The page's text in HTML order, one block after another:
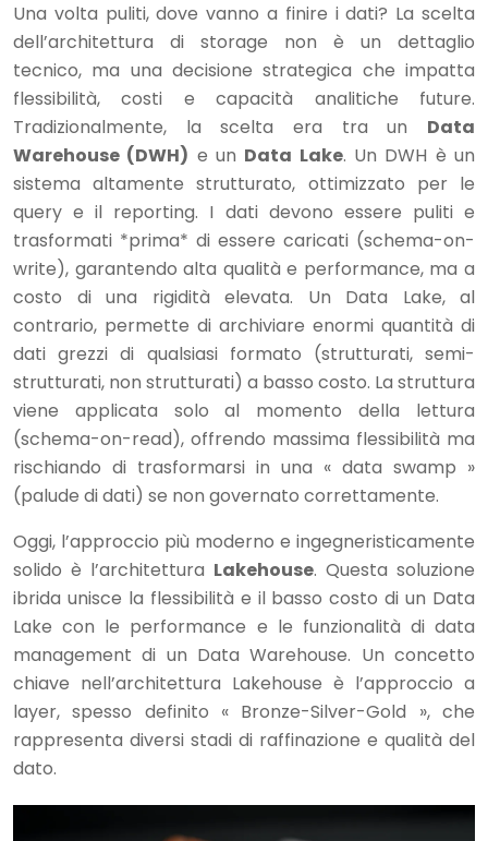
Una volta puliti, dove vanno a finire i dati? La scelta
dell’architettura di storage non è un dettaglio
tecnico, ma una decisione strategica che impatta
flessibilità, costi e capacità analitiche future.
Tradizionalmente, la scelta era tra un Data
Warehouse (DWH) e un Data Lake. Un DWH è un
sistema altamente strutturato, ottimizzato per le
query e il reporting. I dati devono essere puliti e
trasformati *prima* di essere caricati (schema-on-
write), garantendo alta qualità e performance, ma a
costo di una rigidità elevata. Un Data Lake, al
contrario, permette di archiviare enormi quantità di
dati grezzi di qualsiasi formato (strutturati, semi-
strutturati, non strutturati) a basso costo. La struttura
viene applicata solo al momento della lettura
(schema-on-read), offrendo massima flessibilità ma
rischiando di trasformarsi in una « data swamp »
(palude di dati) se non governato correttamente.
Oggi, l’approccio più moderno e ingegneristicamente
solido è l’architettura Lakehouse. Questa soluzione
ibrida unisce la flessibilità e il basso costo di un Data
Lake con le performance e le funzionalità di data
management di un Data Warehouse. Un concetto
chiave nell’architettura Lakehouse è l’approccio a
layer, spesso definito « Bronze-Silver-Gold », che
rappresenta diversi stadi di raffinazione e qualità del
dato.